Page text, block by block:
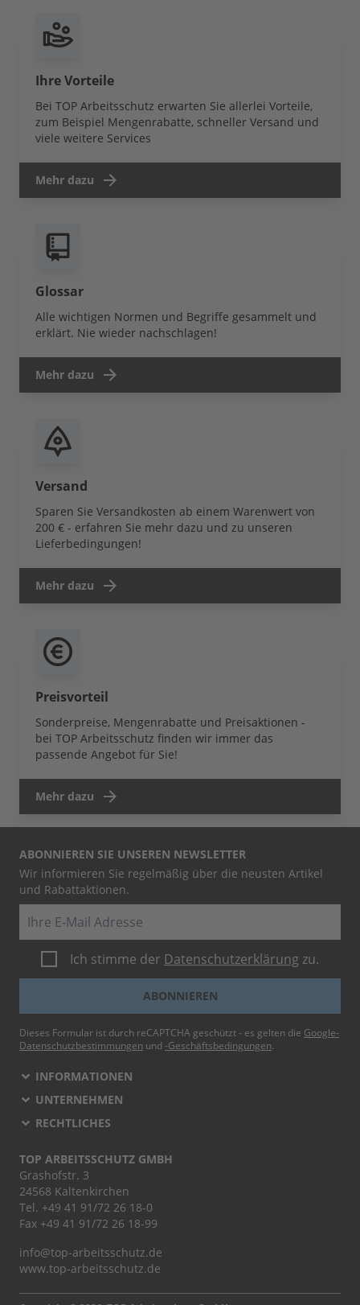
Ihre Vorteile
Bei TOP Arbeitsschutz erwarten Sie allerlei Vorteile,
zum Beispiel Mengenrabatte, schneller Versand und
viele weitere Services
Mehr dazu
Glossar
Alle wichtigen Normen und Begriffe gesammelt und
erklärt. Nie wieder nachschlagen!
Mehr dazu
Versand
Sparen Sie Versandkosten ab einem Warenwert von
200 € - erfahren Sie mehr dazu und zu unseren
Lieferbedingungen!
Mehr dazu
Preisvorteil
Sonderpreise, Mengenrabatte und Preisaktionen -
bei TOP Arbeitsschutz finden wir immer das
passende Angebot für Sie!
Mehr dazu
ABONNIEREN SIE UNSEREN NEWSLETTER
Wir informieren Sie regelmäßig über die neusten Artikel
und Rabattaktionen.
Ich stimme der Datenschutzerklärung zu.
ABONNIEREN
Dieses Formular ist durch reCAPTCHA geschützt - es gelten die Google-
Datenschutzbestimmungen und -Geschäftsbedingungen.
INFORMATIONEN
UNTERNEHMEN
RECHTLICHES
TOP ARBEITSSCHUTZ GMBH
Grashofstr. 3
24568 Kaltenkirchen
Tel. +49 41 91/72 26 18-0
Fax +49 41 91/72 26 18-99
info@top-arbeitsschutz.de
www.top-arbeitsschutz.de